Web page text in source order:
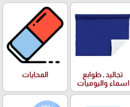
تجاليد , طوابع
اسماء واليوميات
المحايات